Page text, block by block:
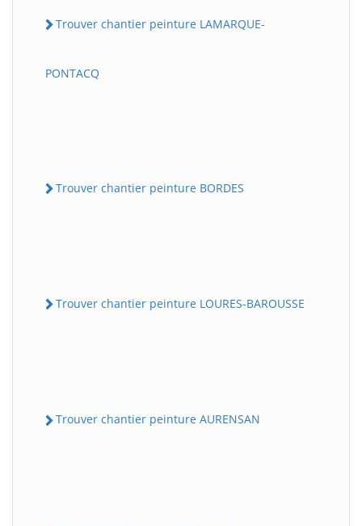
Trouver chantier peinture LAMARQUE-
PONTACQ
Trouver chantier peinture BORDES
Trouver chantier peinture LOURES-BAROUSSE
Trouver chantier peinture AURENSAN